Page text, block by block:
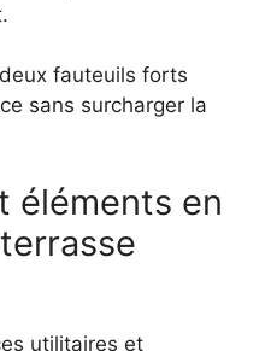
fauteuils forts
sans surcharger la
éléments en
utilitaires et